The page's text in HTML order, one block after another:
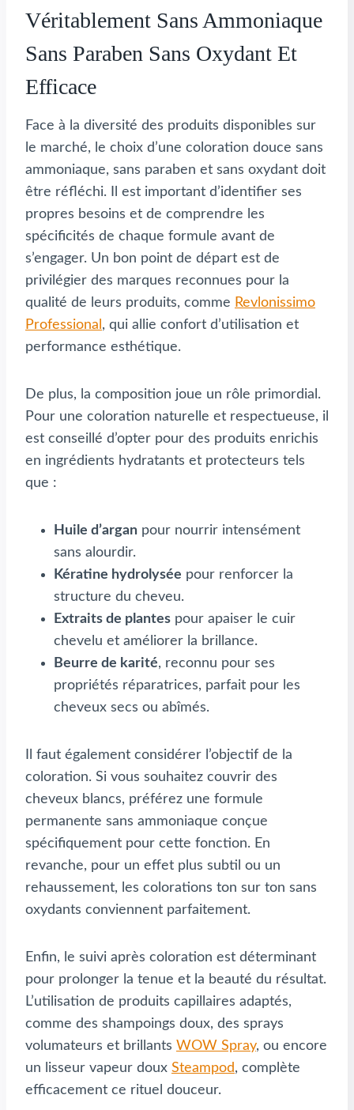
Véritablement Sans Ammoniaque
Sans Paraben Sans Oxydant Et
Efficace
Face à la diversité des produits disponibles sur
le marché, le choix d’une coloration douce sans
ammoniaque, sans paraben et sans oxydant doit
être réfléchi. Il est important d’identifier ses
propres besoins et de comprendre les
spécificités de chaque formule avant de
s’engager. Un bon point de départ est de
privilégier des marques reconnues pour la
qualité de leurs produits, comme Revlonissimo
Professional , qui allie confort d’utilisation et
performance esthétique.
De plus, la composition joue un rôle primordial.
Pour une coloration naturelle et respectueuse, il
est conseillé d’opter pour des produits enrichis
en ingrédients hydratants et protecteurs tels
que :
Huile d’argan pour nourrir intensément
sans alourdir.
Kératine hydrolysée pour renforcer la
structure du cheveu.
Extraits de plantes pour apaiser le cuir
chevelu et améliorer la brillance.
Beurre de karité, reconnu pour ses
propriétés réparatrices, parfait pour les
cheveux secs ou abîmés.
Il faut également considérer l’objectif de la
coloration. Si vous souhaitez couvrir des
cheveux blancs, préférez une formule
permanente sans ammoniaque conçue
spécifiquement pour cette fonction. En
revanche, pour un effet plus subtil ou un
rehaussement, les colorations ton sur ton sans
oxydants conviennent parfaitement.
Enfin, le suivi après coloration est déterminant
pour prolonger la tenue et la beauté du résultat.
L’utilisation de produits capillaires adaptés,
comme des shampoings doux, des sprays
volumateurs et brillants WOW Spray, ou encore
un lisseur vapeur doux Steampod, complète
efficacement ce rituel douceur.